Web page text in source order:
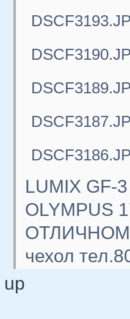
LUMIX GF-
OLYMPUS
ОТЛИЧНОМ
чехол
up